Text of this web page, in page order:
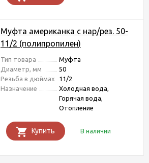
Муфта американка с нар/рез. 50-
11/2 (полипропилен)
Тип товара
Муфта
Диаметр, мм
50
Резьба в дюймах
11/2
Назначение
Холодная вода,
Горячая вода,
Отопление
Купить В наличии